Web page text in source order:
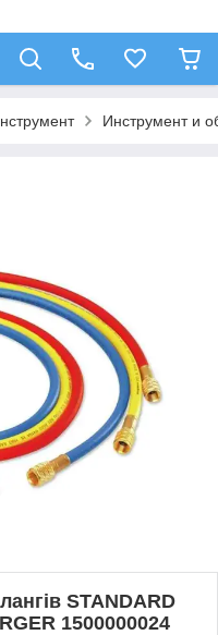
Инструмент и
STANDARD
1500000024